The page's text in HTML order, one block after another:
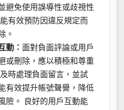
避免使用誤導性或歧視性
有效預防因違反規定而
。
動： 面對負面評論或用戶
或刪除，應以積極和尊重
時處理負面留言，並試
有效提升帳號聲譽，降低
險。 良好的用戶互動能